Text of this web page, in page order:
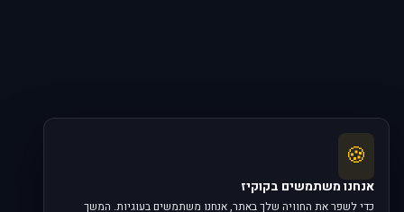
🍪
אנחנו משתמשים בקוקיז
כדי לשפר את החוויה שלך באתר, אנחנו משתמשים בעוגיות. המשך